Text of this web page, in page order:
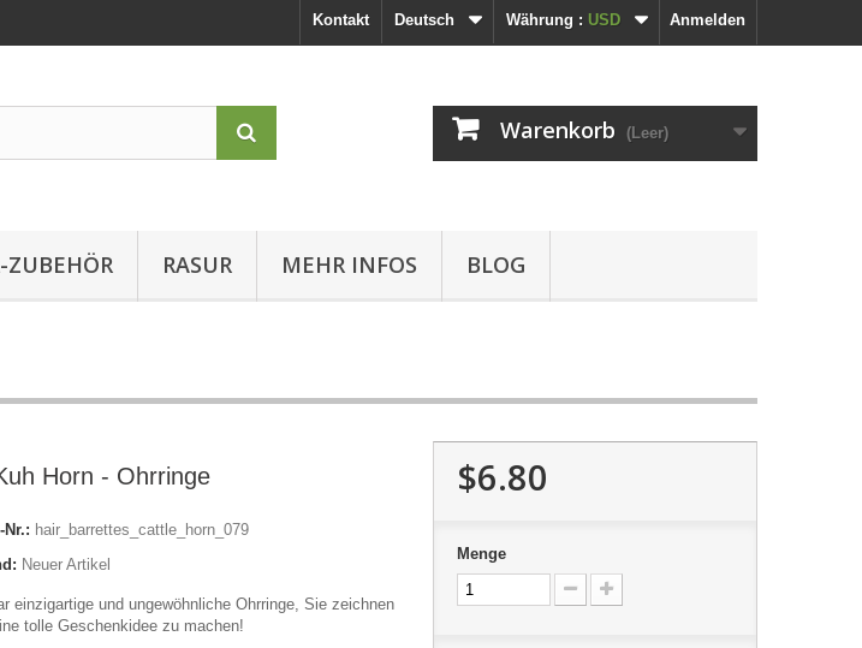
Anmelden
Währung : USD
Deutsch
Kontakt
Warenkorb (Leer)
ZUBEHÖR RASUR MEHR INFOS BLOG
Horn - Ohrringe
hair_barrettes_cattle_horn_079
Neuer Artikel
einzigartige und ungewöhnliche Ohrringe, Sie zeichnen
tolle Geschenkidee zu machen!
$6.80
Menge